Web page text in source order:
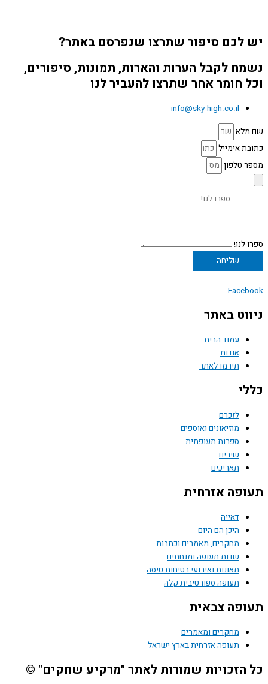
יש לכם סיפור שתרצו שנפרסם באתר?
נשמח לקבל הערות והארות, תמונות, סיפורים,
וכל חומר אחר שתרצו להעביר לנו
info@sky-high.co.il
שם מלא
כתובת אימייל
מספר טלפון
ספרו לנו!
שליחה
Facebook
ניווט באתר
עמוד הבית
אודות
תירמו לאתר
כללי
לזכרם
מוזיאונים ואוספים
ספרות תעופתית
שירים
תאריכים
תעופה אזרחית
דאייה
היכן הם היום
מחקרים, מאמרים וכתבות
שדות תעופה ומנחתים
תאונות ואירועי בטיחות טיסה
תעופה ספורטיבית קלה
תעופה צבאית
מחקרים ומאמרים
תעופה אזרחית בארץ ישראל
כל הזכויות שמורות לאתר "מרקיע שחקים" ©